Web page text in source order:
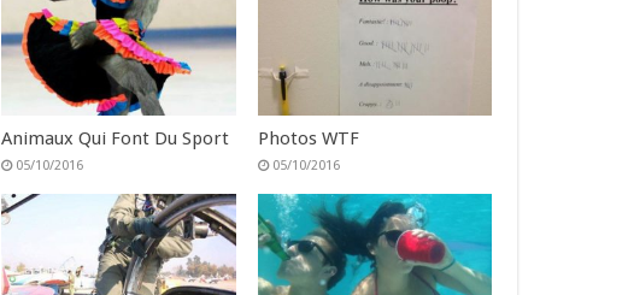
Animaux Qui Font Du Sport
05/10/2016
Photos WTF
05/10/2016